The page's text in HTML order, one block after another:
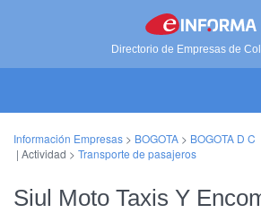
Directorio de Empresas de
Información Empresas > BOGOTA > BOGOTA D C
| Actividad > Transporte de pasajeros
Siul Moto Taxis Y